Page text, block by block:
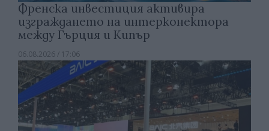
Френска инвестиция активира
изграждането на интерконектора
между Гърция и Кипър
06.08.2026 / 17:06